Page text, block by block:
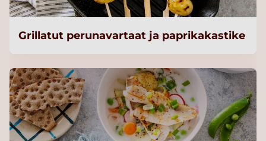
Grillatut perunavartaat ja paprikakastike